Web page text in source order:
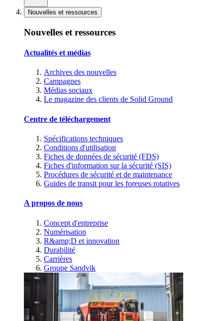
Nouvelles et ressources
Nouvelles et ressources
Actualités et médias
Archives des nouvelles
Campagnes
Médias sociaux
Le magazine des clients de Solid Ground
Centre de téléchargement
Spécifications techniques
Conditions d'utilisation
Fiches de données de sécurité (FDS)
Fiches d'information sur la sécurité (SIS)
Procédures de sécurité et de maintenance
Guides de transit pour les foreuses rotatives
A propos de nous
Concept d'entreprise
Numérisation
R&amp;D et innovation
Durabilité
Carrières
Groupe Sandvik